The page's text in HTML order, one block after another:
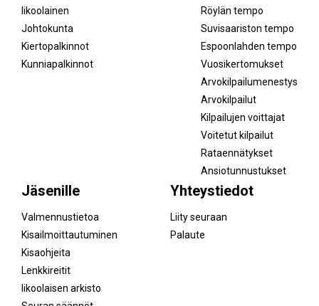
Iikoolainen
Johtokunta
Kiertopalkinnot
Kunniapalkinnot
Röylän tempo
Suvisaariston tempo
Espoonlahden tempo
Vuosikertomukset
Arvokilpailumenestys
Arvokilpailut
Kilpailujen voittajat
Voitetut kilpailut
Rataennätykset
Ansiotunnustukset
Jäsenille
Valmennustietoa
Kisailmoittautuminen
Kisaohjeita
Lenkkireitit
Iikoolaisen arkisto
Yhteystiedot
Liity seuraan
Palaute